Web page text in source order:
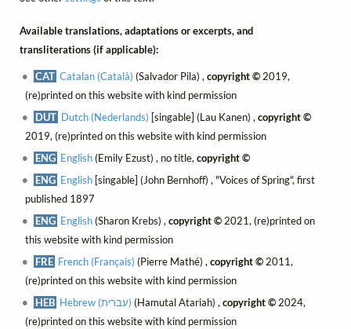
Available translations, adaptations or excerpts, and
transliterations (if applicable):
CAT Catalan (Català) (Salvador Pila) ,copyright © 2019,
(re)printed on this website with kind permission
DUT Dutch (Nederlands) [singable] (Lau Kanen) ,copyright ©
2019, (re)printed on this website with kind permission
ENG English(Emily Ezust) , no title,copyright ©
ENG English [singable] (John Bernhoff) , "Voices of Spring", first
published 1897
ENG English(Sharon Krebs) ,copyright ©2021, (re)printed on
this website with kind permission
FRE French (Français) (Pierre Mathé) ,copyright ©2011,
(re)printed on this website with kind permission
HEB
Hebrew (עברית) (Hamutal Atariah) ,copyright ©2024,
(re)printed on this website with kind permission